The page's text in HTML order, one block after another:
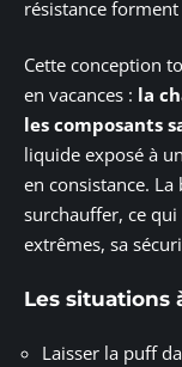
résistance
Cette conception
en vacances : la
les composants
liquide exposé à
en consistance.
surchauffer, ce qui
extrêmes, sa
Les situations
Laisser la puff